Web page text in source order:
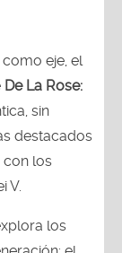
como eje, el
De La Rose:
sin
destacados
con los
V.
los